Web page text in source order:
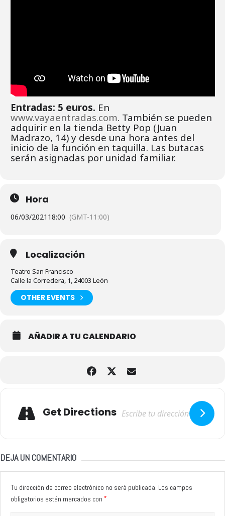
Entradas: 5 euros. En
www.vayaentradas.com. También se pueden
adquirir en la tienda Betty Pop (Juan
Madrazo, 14) y desde una hora antes del
inicio de la función en taquilla. Las butacas
serán asignadas por unidad familiar.
Hora
06/03/2021 18:00 (GMT-11:00)
Localización
Teatro San Francisco
Calle la Corredera, 1, 24003 León
OTHER EVENTS
AÑADIR A TU CALENDARIO
Get Directions
DEJA UN COMENTARIO
Tu dirección de correo electrónico no será publicada. Los campos
obligatorios están marcados con *